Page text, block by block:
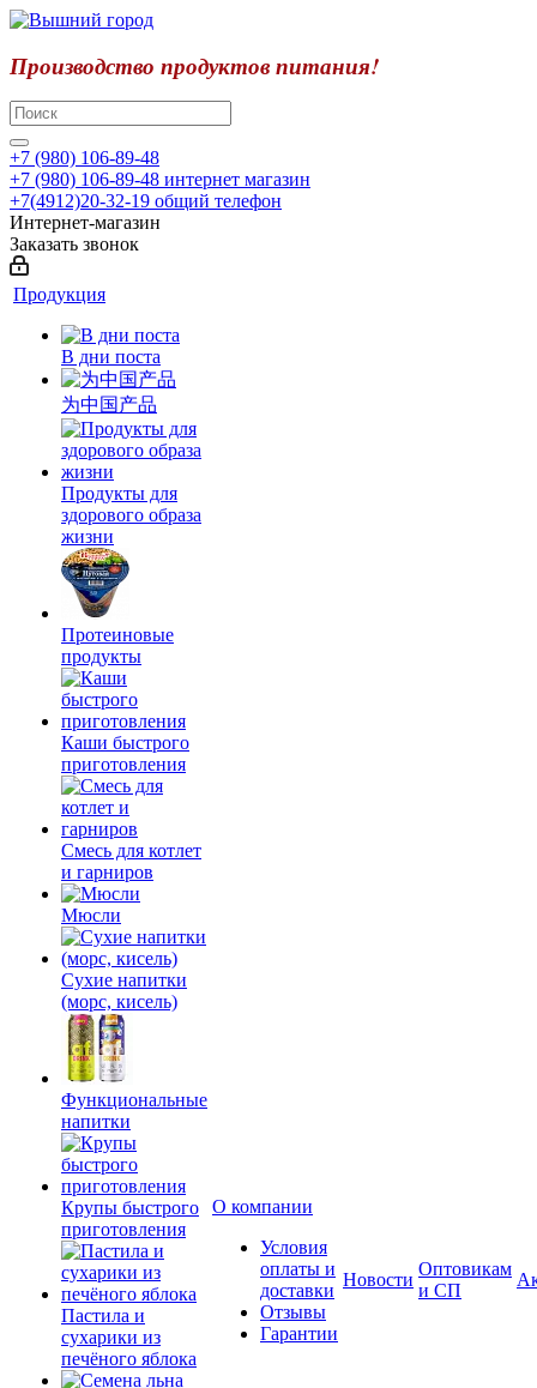
Производство продуктов питания!
+7 (980) 106-89-48
+7 (980) 106-89-48 интернет магазин
+7(4912)20-32-19 общий телефон
Интернет-магазин
Заказать звонок
Продукция
В дни поста
为中国产品
Продукты для
здорового образа
жизни
Протеиновые
продукты
Каши быстрого
приготовления
Смесь для котлет
и гарниров
Мюсли
Сухие напитки
(морс, кисель)
Функциональные
напитки
Крупы быстрого
приготовления
Пастила и
сухарики из
печёного яблока
О компании
Условия
оплаты и
доставки
Отзывы
Гарантии
Новости
Оптовикам
и СП